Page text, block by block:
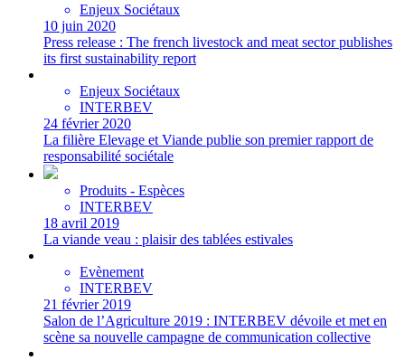
Enjeux Sociétaux
10 juin 2020
Press release : The french livestock and meat sector publishes
its first sustainability report
Enjeux Sociétaux
INTERBEV
24 février 2020
La filière Elevage et Viande publie son premier rapport de
responsabilité sociétale
Produits - Espèces
INTERBEV
18 avril 2019
La viande veau : plaisir des tablées estivales
Evènement
INTERBEV
21 février 2019
Salon de l’Agriculture 2019 : INTERBEV dévoile et met en
scène sa nouvelle campagne de communication collective